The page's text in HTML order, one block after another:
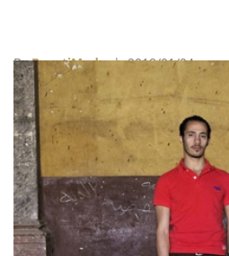
ByBeautiMode| 2018/01/04